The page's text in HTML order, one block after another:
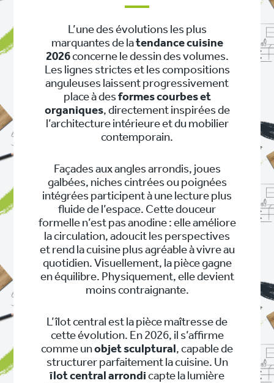
L’une des évolutions les plus
marquantes de latendance cuisine
2026concerne le dessin des volumes.
Les lignes strictes et les compositions
anguleuses laissent progressivement
place à desformes courbes et
organiques, directement inspirées de
l’architecture intérieure et du mobilier
contemporain.
Façades aux angles arrondis, joues
galbées, niches cintrées ou poignées
intégrées participent à une lecture plus
fluide de l’espace. Cette douceur
formelle n’est pas anodine : elle améliore
la circulation, adoucit les perspectives
et rend la cuisine plus agréable à vivre au
quotidien. Visuellement, la pièce gagne
en équilibre. Physiquement, elle devient
moins contraignante.
L’îlot central est la pièce maîtresse de
cette évolution. En 2026, il s’affirme
comme unobjet sculptural , capable de
structurer parfaitement la cuisine. Un
îlot central arrondi capte la lumière